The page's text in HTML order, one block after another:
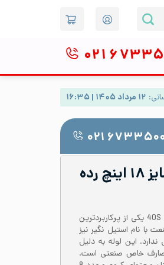
۰۲۱
۱۲ مرداد ۱۴۰۵ | ۱۶:۳۵
۶۷۳۳۵۰۰۰
لوله صنعتی بدون درز استیل ۳۰۴ سایز ۱۸ اینچ رده
لوله استیل 304 یا 1.4301 بدون درز با قطر 457 میلی‌متر و رده 40S یکی از پرکاربردترین
304 که در بازار و صنعت با نام استیل نگیر نیز
این لوله به دلیل
مصارف خاص صنعتی است.